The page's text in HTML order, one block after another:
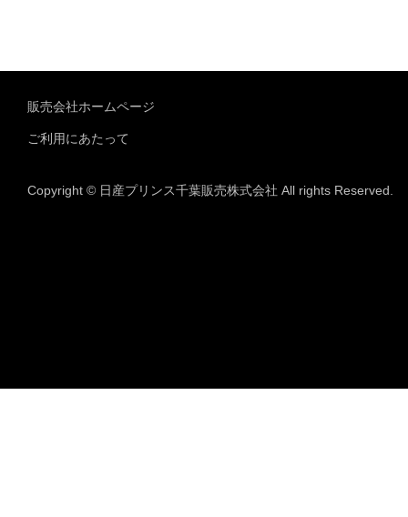
販売会社ホームページ
ご利用にあたって
Copyright © 日産プリンス千葉販売株式会社 All rights Reserved.